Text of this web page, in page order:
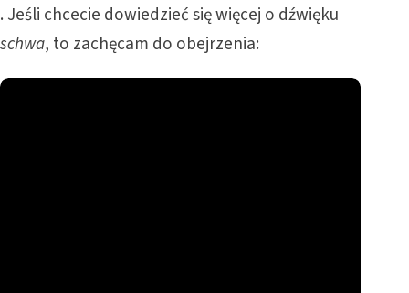
. Jeśli chcecie dowiedzieć się więcej o dźwięku
schwa, to zachęcam do obejrzenia: